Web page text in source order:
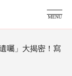
MENU
囑」大揭密！寫